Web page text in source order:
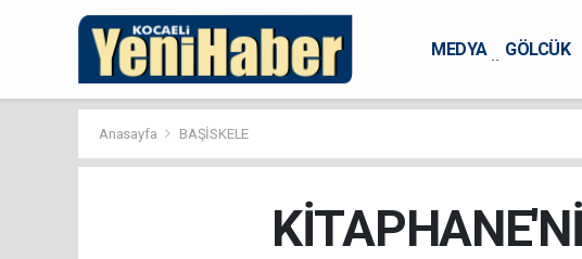
MEDYA GÖLCÜK
Anasayfa BAŞİSKELE